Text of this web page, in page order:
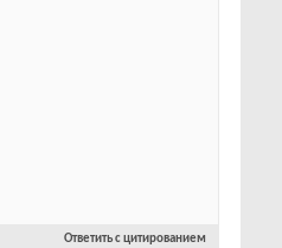
Ответить с цитированием